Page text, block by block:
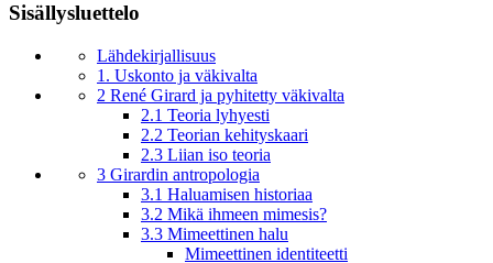
Sisällysluettelo
Lähdekirjallisuus
1. Uskonto ja väkivalta
2 René Girard ja pyhitetty väkivalta
2.1 Teoria lyhyesti
2.2 Teorian kehityskaari
2.3 Liian iso teoria
3 Girardin antropologia
3.1 Haluamisen historiaa
3.2 Mikä ihmeen mimesis?
3.3 Mimeettinen halu
Mimeettinen identiteetti